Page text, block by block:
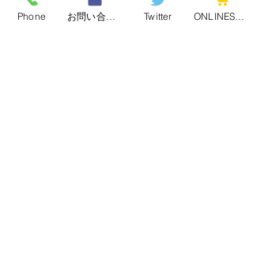
最新記事
Phone お問い合わせフォーム Twitter